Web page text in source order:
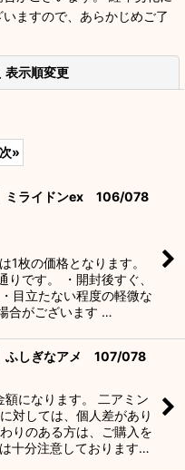
ますので、あらかじめご了
表示順変更
次»
ミライドンex 106/078
1枚の価格となります。
りです。 ・開封後すぐ、
目立たない程度の軽微な
合がございます …
ふしぎなアメ 107/078
になります。 二アミン
対しては、個人差があり
りのある方は、ご購入を
十分注意しております…